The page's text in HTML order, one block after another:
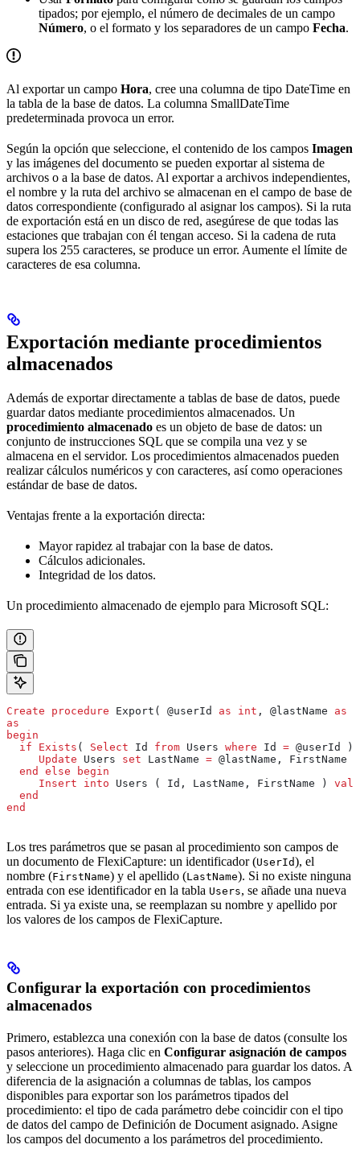
tipados; por ejemplo, el número de decimales de un campo
Número, o el formato y los separadores de un campo Fecha.
Al exportar un campo Hora, cree una columna de tipo DateTime en
la tabla de la base de datos. La columna SmallDateTime
predeterminada provoca un error.
Según la opción que seleccione, el contenido de los campos Imagen
y las imágenes del documento se pueden exportar al sistema de
archivos o a la base de datos. Al exportar a archivos independientes,
el nombre y la ruta del archivo se almacenan en el campo de base de
datos correspondiente (configurado al asignar los campos). Si la ruta
de exportación está en un disco de red, asegúrese de que todas las
estaciones que trabajan con él tengan acceso. Si la cadena de ruta
supera los 255 caracteres, se produce un error. Aumente el límite de
caracteres de esa columna.
Exportación mediante procedimientos
almacenados
Además de exportar directamente a tablas de base de datos, puede
guardar datos mediante procedimientos almacenados. Un
procedimiento almacenado es un objeto de base de datos: un
conjunto de instrucciones SQL que se compila una vez y se
almacena en el servidor. Los procedimientos almacenados pueden
realizar cálculos numéricos y con caracteres, así como operaciones
estándar de base de datos.
Ventajas frente a la exportación directa:
Mayor rapidez al trabajar con la base de datos.
Cálculos adicionales.
Integridad de los datos.
Un procedimiento almacenado de ejemplo para Microsoft SQL:
Create procedure Export( @userId as int , @lastName as
as
begin
  if
Exists ( Select Id from Users where Id = @userId )
     Update
Users set LastName = @lastName, FirstName
  end
else begin
     Insert into
Users ( Id, LastName, FirstName )
  end
end
Los tres parámetros que se pasan al procedimiento son campos de
un documento de FlexiCapture: un identificador (UserId), el
nombre (FirstName) y el apellido (LastName). Si no existe ninguna
entrada con ese identificador en la tabla Users, se añade una nueva
entrada. Si ya existe una, se reemplazan su nombre y apellido por
los valores de los campos de FlexiCapture.
Configurar la exportación con procedimientos
almacenados
Primero, establezca una conexión con la base de datos (consulte los
pasos anteriores). Haga clic en Configurar asignación de campos
y seleccione un procedimiento almacenado para guardar los datos. A
diferencia de la asignación a columnas de tablas, los campos
disponibles para exportar son los parámetros tipados del
procedimiento: el tipo de cada parámetro debe coincidir con el tipo
de datos del campo de Definición de Document asignado. Asigne
los campos del documento a los parámetros del procedimiento.